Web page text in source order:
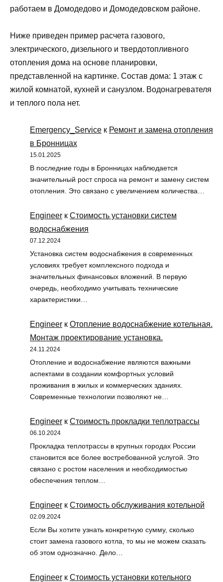
работаем в Домодедово и Домодедовском районе.
Ниже приведен пример расчета газового,
электрического, дизельного и твердотопливного
отопления дома на основе планировки,
представленной на картинке. Состав дома: 1 этаж с
жилой комнатой, кухней и санузлом. Водонагревателя
и теплого пола нет.
Emergency_Service к Ремонт и замена отопления
в Бронницах
15.01.2025
В последние годы в Бронницах наблюдается
значительный рост спроса на ремонт и замену систем
отопления. Это связано с увеличением количества…
Engineer к Стоимость установки систем
водоснабжения
07.12.2024
Установка систем водоснабжения в современных
условиях требует комплексного подхода и
значительных финансовых вложений. В первую
очередь, необходимо учитывать технические
характеристики…
Engineer к Отопление водоснабжение котельная.
Монтаж проектирование установка.
24.11.2024
Отопление и водоснабжение являются важными
аспектами в создании комфортных условий
проживания в жилых и коммерческих зданиях.
Современные технологии позволяют не…
Engineer к Стоимость прокладки теплотрассы
06.10.2024
Прокладка теплотрассы в крупных городах России
становится все более востребованной услугой. Это
связано с ростом населения и необходимостью
обеспечения теплом…
Engineer к Стоимость обслуживания котельной
02.09.2024
Если Вы хотите узнать конкретную сумму, сколько
стоит замена газового котла, то мы не можем сказать
об этом однозначно. Дело…
Engineer к Стоимость установки котельного